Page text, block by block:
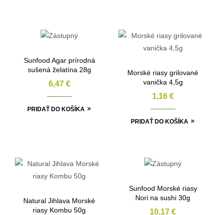
Sunfood Agar prírodná
sušená želatína 28g
6,47 €
PRIDAŤ DO KOŠÍKA
Morské riasy grilované
vanička 4,5g
1,16 €
PRIDAŤ DO KOŠÍKA
Natural Jihlava Morské
riasy Kombu 50g
Sunfood Morské riasy
Nori na sushi 30g
10,17 €